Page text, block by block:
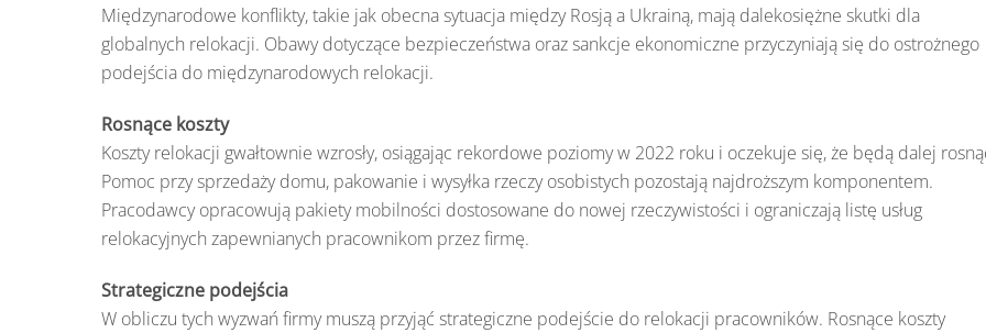
Międzynarodowe konflikty, takie jak obecna sytuacja między Rosją a Ukrainą, mają dalekosiężne skutki dla
globalnych relokacji. Obawy dotyczące bezpieczeństwa oraz sankcje ekonomiczne przyczyniają się do ostrożnego
podejścia do międzynarodowych relokacji.
Rosnące koszty
Koszty relokacji gwałtownie wzrosły, osiągając rekordowe poziomy w 2022 roku i oczekuje się, że będą dalej
Pomoc przy sprzedaży domu, pakowanie i wysyłka rzeczy osobistych pozostają najdroższym komponentem.
Pracodawcy opracowują pakiety mobilności dostosowane do nowej rzeczywistości i ograniczają listę usług
relokacyjnych zapewnianych pracownikom przez firmę.
Strategiczne podejścia
W obliczu tych wyzwań firmy muszą przyjąć strategiczne podejście do relokacji pracowników. Rosnące koszty